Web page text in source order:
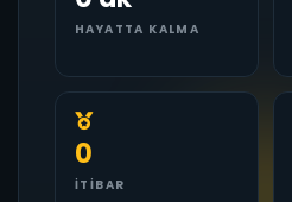
HAYATTA KALMA
0
İTIBAR